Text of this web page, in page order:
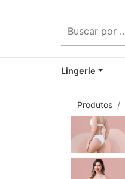
Lingerie
Produtos